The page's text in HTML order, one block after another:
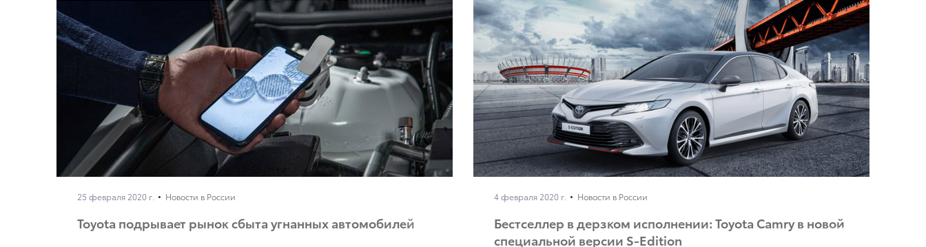
25 февраля 2020 г. Новости в России
Toyota подрывает рынок сбыта угнанных автомобилей
4 февраля 2020 г. Новости в России
Бестселлер в дерзком исполнении: Toyota Camry в новой
специальной версии S-Edition